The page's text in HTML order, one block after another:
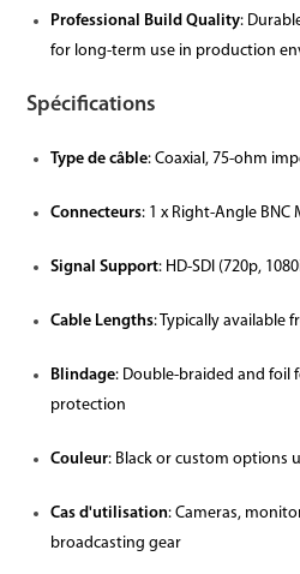
Professional Build Quality:
for long-term use in production
Spécifications
Type de câble: Coaxial, 75-ohm
Connecteurs: 1 x Right-Angle BNC
Signal Support: HD-SDI (720p,
Cable Lengths: Typically available
Blindage: Double-braided and foil
protection
Couleur: Black or custom options
Cas d'utilisation: Cameras,
broadcasting gear